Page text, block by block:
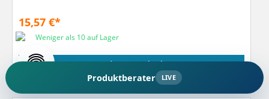
15,57 €*
Weniger als 10 auf Lager
In den Warenkorb
Produktberater LIVE